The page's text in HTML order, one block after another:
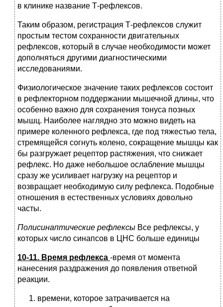
в клинике название Т-рефлексов.
Таким образом, регистрация Т-рефлексов служит
простым тестом сохранности двигательных
рефлексов, который в случае необходимости может
дополняться другими диагностическими
исследованиями.
Физиологическое значение таких рефлексов состоит
в рефлекторном поддержании мышечной длины, что
особенно важно для сохранения тонуса позных
мышц. Наиболее наглядно это можно видеть на
примере коленного рефлекса, где под тяжестью тела,
стремящейся согнуть колено, сокращение мышцы как
бы разгружает рецептор растяжения, что снижает
рефлекс. Но даже небольшое ослабление мышцы
сразу же усиливает нагрузку на рецептор и
возвращает необходимую силу рефлекса. Подобные
отношения в естественных условиях довольно
часты.
Полисинаптические рефлексы Все рефлексы, у
которых число синапсов в ЦНС больше единицы
10-11. Время рефлекса -время от момента
нанесения раздражения до появления ответной
реакции.
времени, которое затрачивается на